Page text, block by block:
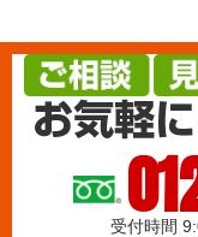
受付時間